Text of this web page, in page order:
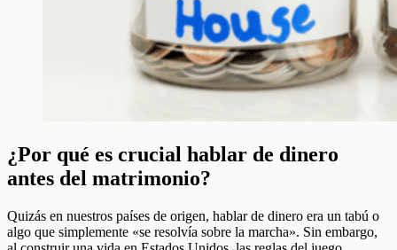
¿Por qué es crucial hablar de dinero
antes del matrimonio?
Quizás en nuestros países de origen, hablar de dinero era un tabú o
algo que simplemente «se resolvía sobre la marcha». Sin embargo,